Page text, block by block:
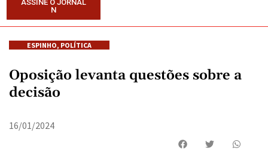
ASSINE O JORNAL
N
ESPINHO, POLÍTICA
Oposição levanta questões sobre a
decisão
16/01/2024